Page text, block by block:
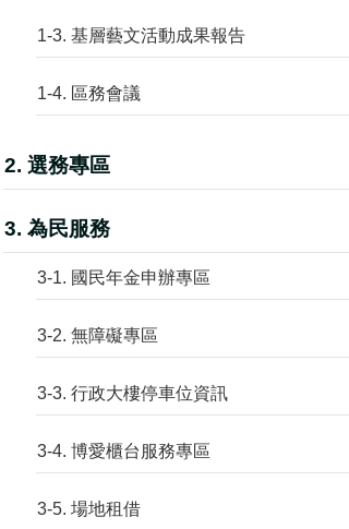
1-3. 基層藝文活動成果報告
1-4. 區務會議
2. 選務專區
3. 為民服務
3-1. 國民年金申辦專區
3-2. 無障礙專區
3-3. 行政大樓停車位資訊
3-4. 博愛櫃台服務專區
3-5. 場地租借